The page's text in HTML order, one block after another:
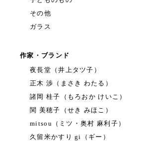
その他
ガラス
作家・ブランド
夜長堂（井上タツ子）
正木 渉（まさき わたる）
諸岡 桂子（もろおか けいこ）
関 美穂子（せき みほこ）
mitsou（ミツ・奥村 麻利子）
久留米かすり gi（ギー）